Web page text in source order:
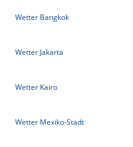
Wetter Bangkok
Wetter Jakarta
Wetter Kairo
Wetter Mexiko-Stadt